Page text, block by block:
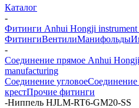
Каталог
-
Фитинги Anhui Hongji instrument
ФитингиВентилиМанифольды
-
Соединение прямое Anhui
manufacturing
Соединение угловое
крестПрочие фитинги
-Ниппель HJLM-RT6-GM20-SS